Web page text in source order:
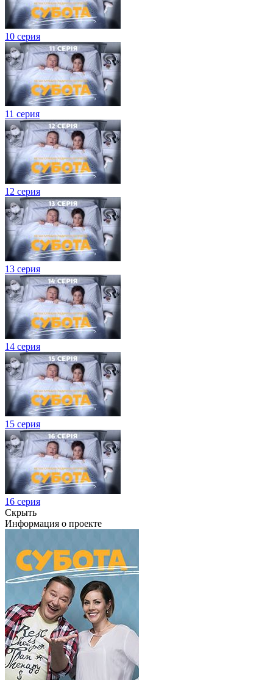
10 серия
11 серия
12 серия
13 серия
14 серия
15 серия
16 серия
Скрыть
Информация о проекте